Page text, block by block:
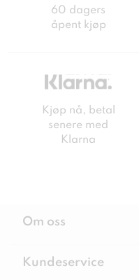
60 dagers
åpent kjøp
Kjøp nå, betal
senere med
Klarna
Om oss
Kundeservice